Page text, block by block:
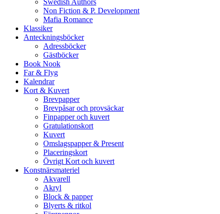
Swedish Authors
Non Fiction & P. Development
Mafia Romance
Klassiker
Anteckningsböcker
Adressböcker
Gästböcker
Book Nook
Far & Flyg
Kalendrar
Kort & Kuvert
Brevpapper
Brevpåsar och provsäckar
Finpapper och kuvert
Gratulationskort
Kuvert
Omslagspapper & Present
Placeringskort
Övrigt Kort och kuvert
Konstnärsmateriel
Akvarell
Akryl
Block & papper
Blyerts & ritkol